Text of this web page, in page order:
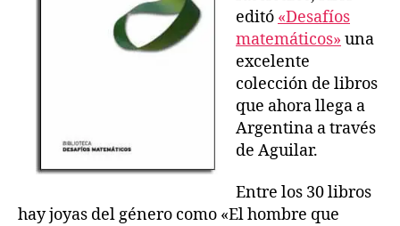
editó «Desafíos
matemáticos» una
excelente
colección de libros
que ahora llega a
Argentina a través
de Aguilar.
Entre los 30 libros
hay joyas del género como «El hombre que